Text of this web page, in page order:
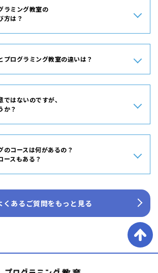
あるかを重視しましょう。また、教室が丁寧にサ
る環境かどうかも非常に重要です。教室の雰囲気
どうかが良い教室選びのポイントです。
ラミング教室の
方は？
際には、教室の雰囲気や授業内容が子どもに合っ
できるかどうかを重視しましょう。また、実際に
材や指導方法を体験できることも重要です。子ども
るかどうかや、講師との相性も確認しておくと安
には子どもが「またやりたい！」と思うかどうか
良いでしょう。
プログラミング教室の違いは？
ロボットを組み立て、プログラミングで動かしな
一方、ロボットを使わないプログラミング教室で
レットを使ってプログラミングを学びます。一般
る必要が出てきます。
ではないのですが、
か？
レットの操作が得意でなくても、全く問題ありま
室はパソコンの操作そのもののを学ぶものではな
ングを学ぶコースがほとんどになりますが、プロ
ないなどの教室の特徴もありますので、事前にご
。
のコースは何があるの？
ースもある？
ョン制作など、楽しみながらプログラミングの基礎
があります。中級・上級者向けには、実践的な内
コースが提供される場合があります。HALLOでは初
ラミングから始まり、実世界の活かせる学びの内
くあるご質問をもっと見る